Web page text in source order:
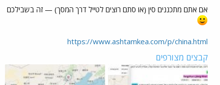
אם אתם מתכננים סין (או סתם רוצים לטייל דרך המסך) — זה בשבילכם
https://www.ashtamkea.com/p/china.html
קבצים מצורפים